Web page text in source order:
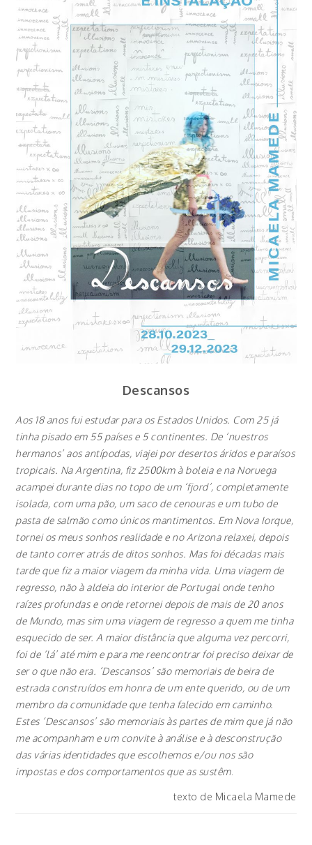
Descansos
Aos 18 anos fui estudar para os Estados Unidos. Com 25 já
tinha pisado em 55 países e 5 continentes. De ‘nuestros
hermanos’ aos antípodas, viajei por desertos áridos e paraísos
tropicais. Na Argentina, fiz 2500km à boleia e na Noruega
acampei durante dias no topo de um ‘fjord’, completamente
isolada, com uma pão, um saco de cenouras e um tubo de
pasta de salmão como únicos mantimentos. Em Nova Iorque,
tornei os meus sonhos realidade e no Arizona relaxei, depois
de tanto correr atrás de ditos sonhos. Mas foi décadas mais
tarde que fiz a maior viagem da minha vida. Uma viagem de
regresso, não à aldeia do interior de Portugal onde tenho
raízes profundas e onde retornei depois de mais de 20 anos
de Mundo, mas sim uma viagem de regresso a quem me tinha
esquecido de ser. A maior distância que alguma vez percorri,
foi de ‘lá’ até mim e para me reencontrar foi preciso deixar de
ser o que não era. ‘Descansos’ são memoriais de beira de
estrada construídos em honra de um ente querido, ou de um
membro da comunidade que tenha falecido em caminho.
Estes ‘Descansos’ são memoriais às partes de mim que já não
me acompanham e um convite à análise e à desconstrução
das várias identidades que escolhemos e/ou nos são
impostas e dos comportamentos que as sustêm.
texto de Micaela Mamede